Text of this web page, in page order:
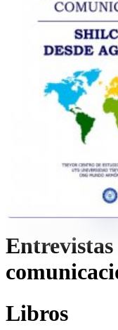
Entrevistas
Libros